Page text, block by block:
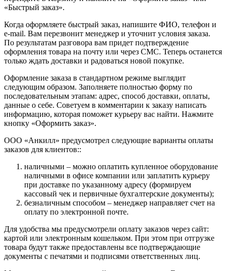
«Быстрый заказ».
Когда оформляете быстрый заказ, напишите ФИО, телефон и
e-mail. Вам перезвонит менеджер и уточнит условия заказа.
По результатам разговора вам придет подтверждение
оформления товара на почту или через СМС. Теперь останется
только ждать доставки и радоваться новой покупке.
Оформление заказа в стандартном режиме выглядит
следующим образом. Заполняете полностью форму по
последовательным этапам: адрес, способ доставки, оплаты,
данные о себе. Советуем в комментарии к заказу написать
информацию, которая поможет курьеру вас найти. Нажмите
кнопку «Оформить заказ».
ООО «Анкилл» предусмотрел следующие варианты оплаты
заказов для клиентов::
наличными – можно оплатить купленное оборудование
наличными в офисе компании или заплатить курьеру
при доставке по указанному адресу (формируем
кассовый чек и первичные бухгалтерские документы);
безналичным способом – менеджер направляет счет на
оплату по электронной почте.
Для удобства мы предусмотрели оплату заказов через сайт:
картой или электронным кошельком. При этом при отгрузке
товара будут также предоставлены все подтверждающие
документы с печатями и подписями ответственных лиц.